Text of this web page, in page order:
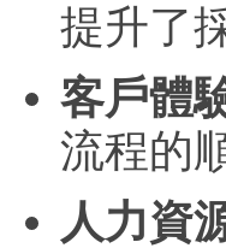
提升了
客戶體
流程的
人力資